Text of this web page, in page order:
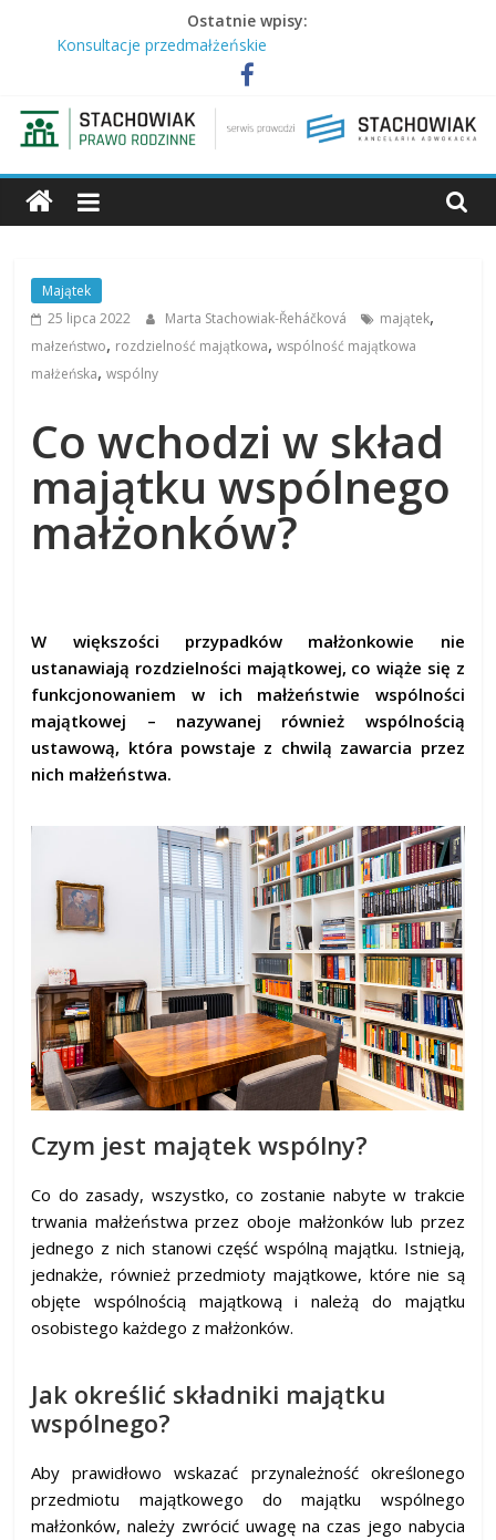
Ostatnie wpisy:
Konsultacje przedmałżeńskie
KOMPETENCJE REPREZENTANTA DZIECKA
Po ilu latach można dochodzić zachowku?
Zakaz utrzymywania kontaktów z dzieckiem
Kto dziedziczy ustawowo po bezdzietnym małżonku?
Majątek
25 lipca 2022
Marta Stachowiak-­Řeháčková majątek,
małzeństwo, rozdzielność majątkowa,wspólność majątkowa
małżeńska,wspólny
Co wchodzi w skład
majątku wspólnego
małżonków?
W większości przypadków małżonkowie nie
ustanawiają rozdzielności majątkowej, co wiąże się z
funkcjonowaniem w ich małżeństwie wspólności
majątkowej – nazywanej również wspólnością
ustawową, która powstaje z chwilą zawarcia przez
nich małżeństwa.
Czym jest majątek wspólny?
Co do zasady, wszystko, co zostanie nabyte w trakcie
trwania małżeństwa przez oboje małżonków lub przez
jednego z nich stanowi część wspólną majątku. Istnieją,
jednakże, również przedmioty majątkowe, które nie są
objęte wspólnością majątkową i należą do majątku
osobistego każdego z małżonków.
Jak określić składniki majątku
wspólnego?
Aby prawidłowo wskazać przynależność określonego
przedmiotu majątkowego do majątku wspólnego
małżonków, należy zwrócić uwagę na czas jego nabycia